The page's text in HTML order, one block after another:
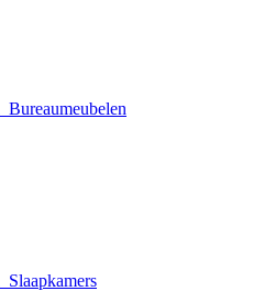
Bureaumeubelen
Slaapkamers